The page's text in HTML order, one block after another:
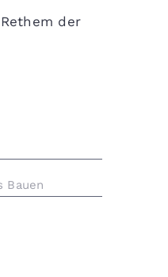
der
Bauen